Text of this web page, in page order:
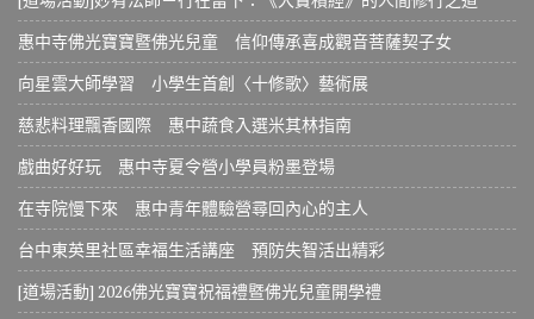
惠中寺佛光寶寶暨佛光兒童 信仰傳承喜成觀音菩薩契子女
向星雲大師學習 小學生首創〈十修歌〉藝術展
慈悲料理飄香國際 惠中蔬食入選米其林指南
戲曲好好玩 惠中寺夏令營小學員粉墨登場
在寺院慢下來 惠中青年體驗營尋回內心的主人
台中東英里社區幸福生活講座 預防失智活出精彩
[道場活動] 2026佛光寶寶祝福禮暨佛光兒童開學禮